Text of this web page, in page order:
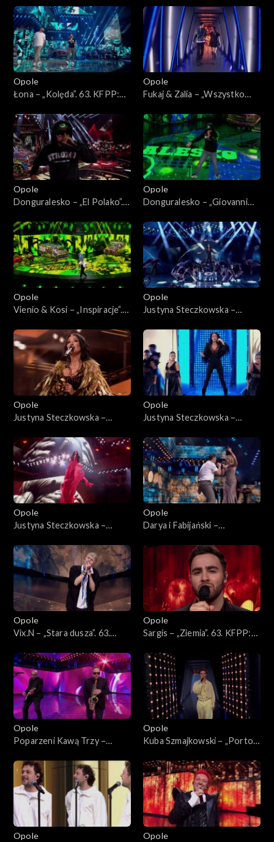
KFPP: Koncert „Hip-hop.
Jedno podwórko 2”
podwórko 2”
Opole
Łona – „Kolęda”. 63. KFPP:
podwórko 2”
Opole
Fukaj & Zalia – „Wszystko
Koncert „Hip-hop. Jedno
podwórko 2”
Opole
Donguralesko – „El Polako”.
Jedno podwórko 2”
Opole
Donguralesko – „Giovanni
„Hip-hop. Jedno podwórko
Opole
Vienio & Kosi – „Inspiracje”.
Jedno podwórko 2”
Opole
Justyna Steczkowska –
„Premiery”
Opole
Justyna Steczkowska –
siebie”, „Domek z kart”. 63.
KFPP: Koncert „Premiery”
Opole
Justyna Steczkowska –
lustrem świata”, „Każda fala
znajdzie brzeg”. 63. KFPP:
Koncert „Premiery”
Opole
Justyna Steczkowska –
karę”, Oko za oko”, „Stu
policjantów”. 63. KFPP:
Koncert „Premiery”
Opole
Darya i Fabijański –
Koncert „Premiery”
Opole
Vix.N – „Stara dusza”. 63.
Opole
Sargis – „Ziemia”. 63. KFPP:
Opole
Poparzeni Kawą Trzy –
Koncert „Premiery”
Opole
Kuba Szmajkowski – „Porto”.
„Premiery”
Opole
Opole